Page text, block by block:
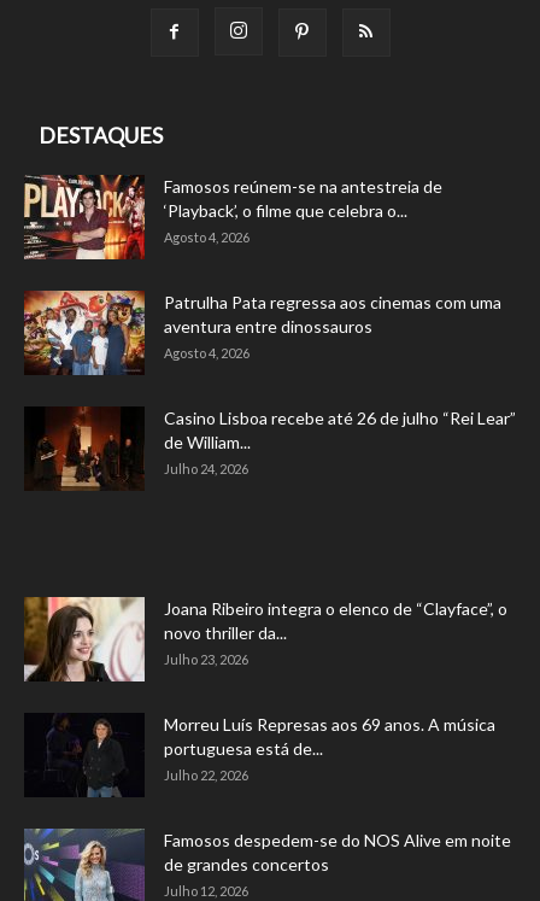
DESTAQUES
Famosos reúnem-se na antestreia de
‘Playback’, o filme que celebra o...
Agosto 4, 2026
Patrulha Pata regressa aos cinemas com uma
aventura entre dinossauros
Agosto 4, 2026
Casino Lisboa recebe até 26 de julho “Rei Lear”
de William...
Julho 24, 2026
Joana Ribeiro integra o elenco de “Clayface”, o
novo thriller da...
Julho 23, 2026
Morreu Luís Represas aos 69 anos. A música
portuguesa está de...
Julho 22, 2026
Famosos despedem-se do NOS Alive em noite
de grandes concertos
Julho 12, 2026